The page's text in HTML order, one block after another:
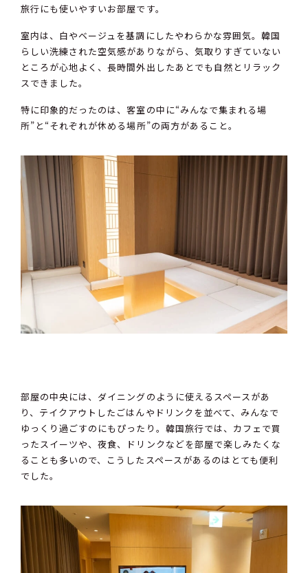
旅行にも使いやすいお部屋です。
室内は、白やベージュを基調にしたやわらかな雰囲気。韓国
らしい洗練された空気感がありながら、気取りすぎていない
ところが心地よく、長時間外出したあとでも自然とリラック
スできました。
特に印象的だったのは、客室の中に“みんなで集まれる場
所”と“それぞれが休める場所”の両方があること。
部屋の中央には、ダイニングのように使えるスペースがあ
り、テイクアウトしたごはんやドリンクを並べて、みんなで
ゆっくり過ごすのにもぴったり。韓国旅行では、カフェで買
ったスイーツや、夜食、ドリンクなどを部屋で楽しみたくな
ることも多いので、こうしたスペースがあるのはとても便利
でした。